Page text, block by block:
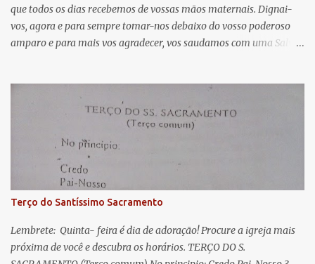
r
i
o
que todos os dias recebemos de vossas mãos maternais. Dignai-
vos, agora e para sempre tomar-nos debaixo do vosso poderoso
amparo e para mais vos agradecer, vos saudamos com uma Salve
lágrimas. Eia, pois, Advogada nossa, estes vossos olhos
misericordiosos a nós volvei, e depois deste desterro, mostrai-nos
Jesus. Bendito é o fruto do vosso ventre, ó clemente, ó piedosa, ó
doce e sempre Virgem Maria. Rogai por nós Santa Mãe de Deus.
Para que sejamos dignos das promessas de Cristo. Amém.
Terço do Santíssimo Sacramento
Lembrete: Quinta- feira é dia de adoração! Procure a igreja mais
próxima de você e descubra os horários. TERÇO DO S.